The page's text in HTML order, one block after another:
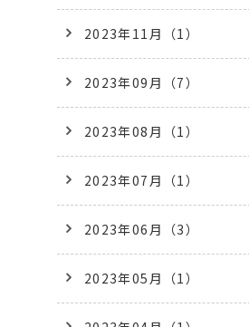
2023年11月（1）
2023年09月（7）
2023年08月（1）
2023年07月（1）
2023年06月（3）
2023年05月（1）